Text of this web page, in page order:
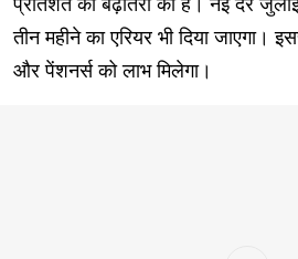
तीन महीने का एरियर भी दिया जाएगा।
और पेंशनर्स को लाभ मिलेगा।